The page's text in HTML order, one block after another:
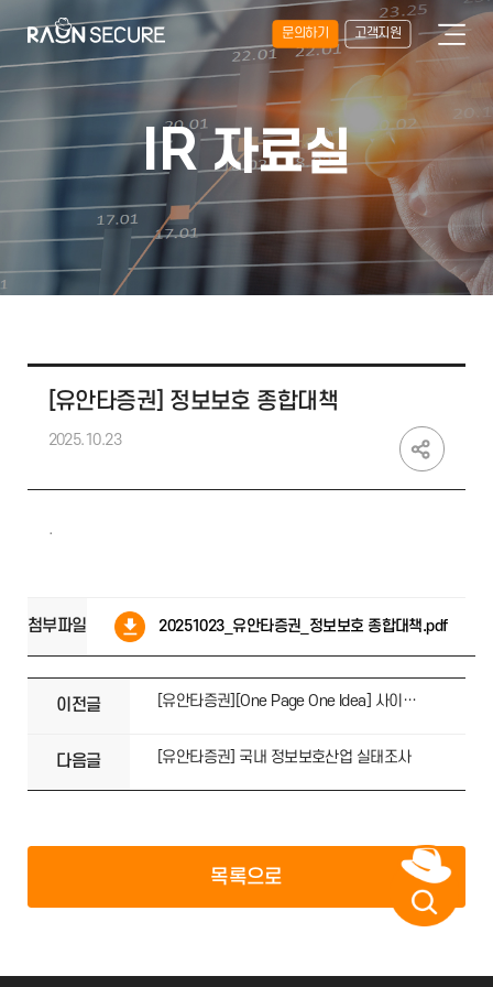
문의하기 고객지원
IR자료실
[유안타증권] 정보보호 종합대책
2025.10.23
.
첨부파일 20251023_유안타증권_정보보호 종합대책.pdf
이전글 [유안타증권][One Page One Idea] 사이버 보안 종합대책
다음글 [유안타증권] 국내 정보보호산업 실태조사
목록으로